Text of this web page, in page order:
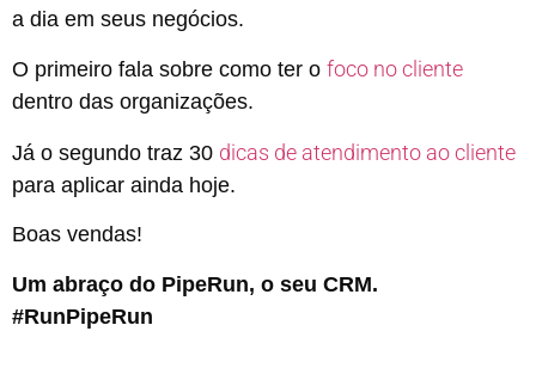
a dia em seus negócios.
O primeiro fala sobre como ter o foco no cliente
dentro das organizações.
Já o segundo traz 30 dicas de atendimento ao cliente
para aplicar ainda hoje.
Boas vendas!
Um abraço do PipeRun, o seu CRM.
#RunPipeRun